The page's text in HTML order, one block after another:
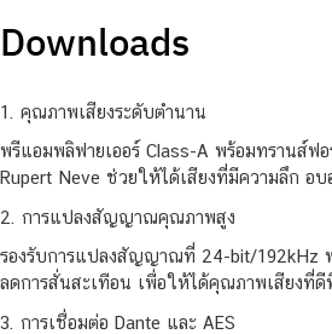
Downloads
1. คุณภาพเสียงระดับตำนาน
พรีแอมพลิฟายเออร์ Class-A พร้อมทรานส์ฟ
Rupert Neve ช่วยให้ได้เสียงที่มีความลึก อ
2. การแปลงสัญญาณคุณภาพสูง
รองรับการแปลงสัญญาณที่ 24-bit/192kHz
ลดการสั่นสะเทือน เพื่อให้ได้คุณภาพเสียงที่ดี
3. การเชื่อมต่อ Dante และ AES